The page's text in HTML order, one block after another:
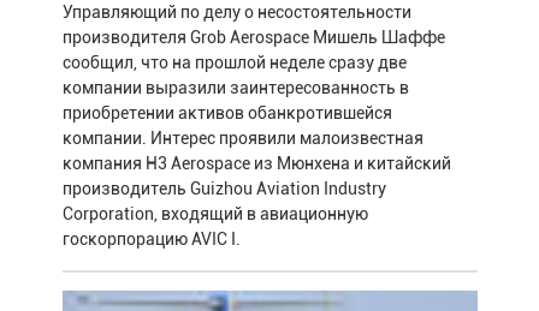
Управляющий по делу о несостоятельности
производителя Grob Aerospace Мишель Шаффе
сообщил, что на прошлой неделе сразу две
компании выразили заинтересованность в
приобретении активов обанкротившейся
компании. Интерес проявили малоизвестная
компания H3 Aerospace из Мюнхена и китайский
производитель Guizhou Aviation Industry
Corporation, входящий в авиационную
госкорпорацию AVIC I.